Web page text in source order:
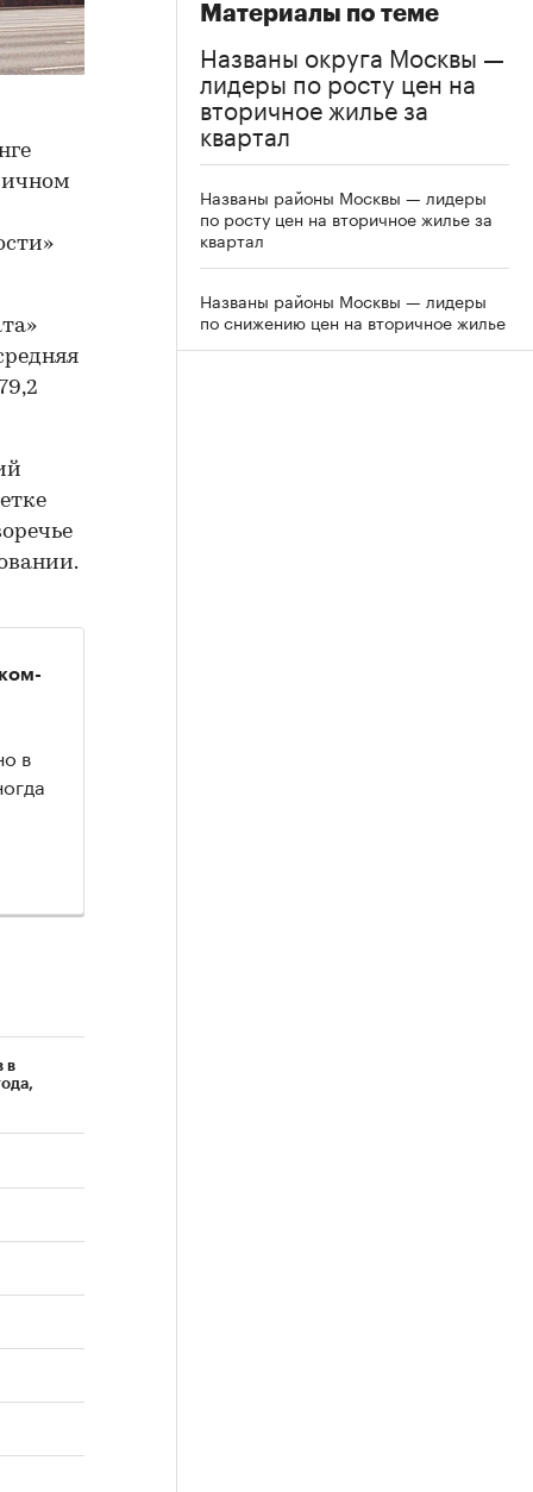
в
в
Материалы по теме
Названы округа Москвы —
лидеры по росту цен на
вторичное жилье за
квартал
Названы районы Москвы — лидеры
по росту цен на вторичное жилье за
квартал
Названы районы Москвы — лидеры
по снижению цен на вторичное жилье